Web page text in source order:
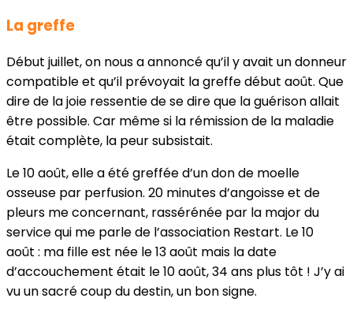
La greffe
Début juillet, on nous a annoncé qu’il y avait un donneur
compatible et qu’il prévoyait la greffe début août. Que
dire de la joie ressentie de se dire que la guérison allait
être possible. Car même si la rémission de la maladie
était complète, la peur subsistait.
Le 10 août, elle a été greffée d’un don de moelle
osseuse par perfusion. 20 minutes d’angoisse et de
pleurs me concernant, rassérénée par la major du
service qui me parle de l’association Restart. Le 10
août : ma fille est née le 13 août mais la date
d’accouchement était le 10 août, 34 ans plus tôt ! J’y ai
vu un sacré coup du destin, un bon signe.